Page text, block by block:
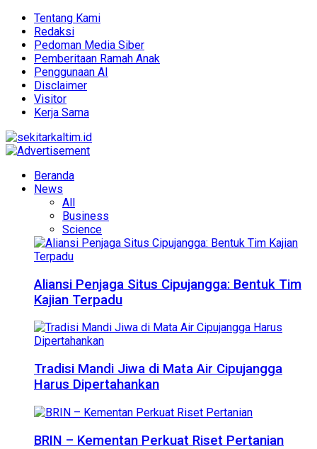
Tentang Kami
Redaksi
Pedoman Media Siber
Pemberitaan Ramah Anak
Penggunaan AI
Disclaimer
Visitor
Kerja Sama
Beranda
News
All
Business
Science
Aliansi Penjaga Situs Cipujangga: Bentuk Tim
Kajian Terpadu
Tradisi Mandi Jiwa di Mata Air Cipujangga
Harus Dipertahankan
BRIN – Kementan Perkuat Riset Pertanian